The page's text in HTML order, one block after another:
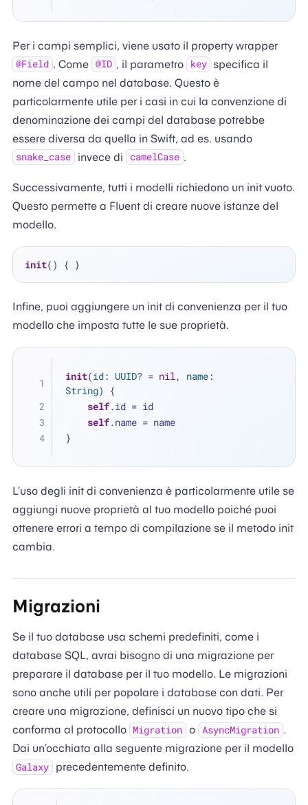
Per i campi semplici, viene usato il property wrapper
@Field . Come @ID , il parametro key specifica il
nome del campo nel database. Questo è
particolarmente utile per i casi in cui la convenzione di
denominazione dei campi del database potrebbe
essere diversa da quella in Swift, ad es. usando
snake_case invece di camelCase .
Successivamente, tutti i modelli richiedono un init vuoto.
Questo permette a Fluent di creare nuove istanze del
modello.
init
Infine, puoi aggiungere un init di convenienza per il tuo
modello che imposta tutte le sue proprietà.
init(id: UUID? = nil, name
String) {
self.id = id
self.name = name
}
L’uso degli init di convenienza è particolarmente utile se
aggiungi nuove proprietà al tuo modello poiché puoi
ottenere errori a tempo di compilazione se il metodo init
cambia.
Migrazioni
Se il tuo database usa schemi predefiniti, come i
database SQL, avrai bisogno di una migrazione per
preparare il database per il tuo modello. Le migrazioni
sono anche utili per popolare i database con dati. Per
creare una migrazione, definisci un nuovo tipo che si
conforma al protocollo Migration o AsyncMigration .
Dai un’occhiata alla seguente migrazione per il modello
Galaxy precedentemente definito.